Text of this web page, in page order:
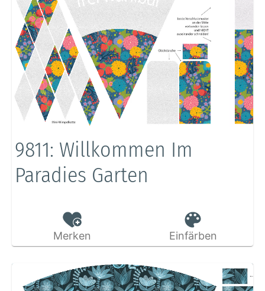
9811: Willkommen Im
Paradies Garten
Merken Einfärben